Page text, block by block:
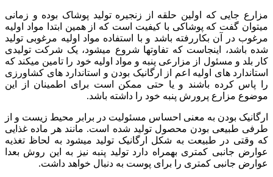
مزارع جایی که اولین حلقه از زنجیره تولید پوشاک بوده و زمانی
میتوان گفت که پوشاکی با کیفیت است که از همین ابتدا مواد اولیه
مرغوب در آن بکاررفته باشد و با استفاده مواد اولیه مرغوبی تولید
شده باشد، اینجاست که تفاوتها شروع میشود، یک شرکت تولیدی
کار بلد و مسئول از مزارعی پنبه و مواد اولیه خود را تامین میکند که
استاندارد های اولیه اعم از ارگانیک بودن و استاندارد های کشاورزی
را پاس کرده باشند و یا حتی ممکن است برای اطمینان از این
موضوع مزارع پرورش پنبه خود را داشته باشد.
ارگانیک بودن به معنی احساس مسئولیت در برابر محیط زیست و از
طرفی طبیعی بودن محصول تولید شده است. مانند هر ماده غذایی
که وقتی در طبیعت به شکل ارگانیک تولید میشود به لحاظ تغذیه
عوارض جانبی کمتری بهمراه دارد تولید پنبه نیز به این روش بعدا
عوارض جانبی کمتری را برای پوست به دنبال خواهد داشت.